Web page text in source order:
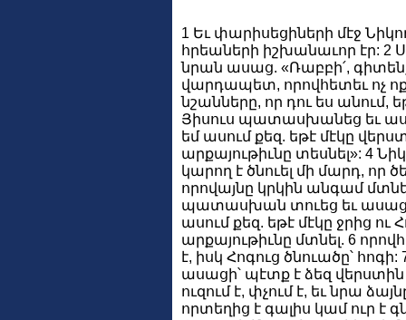
1 Եւ փարիսեցիների մէջ
հրեաների իշխանաւոր էր: 2
նրան ասաց. «Ռաբբի՛,
վարդապետ, որովհետեւ ոչ
նշանները, որ դու ես անում,
Յիսուս պատասխանեց եւ
եմ ասում քեզ. եթէ մէկը
արքայութիւնը տեսնել»: 4
կարող է ծնուել մի մարդ, որ
որովայնը կրկին անգամ մտնել
պատասխան տուեց եւ
ասում քեզ. եթէ մէկը ջրից ու
արքայութիւնը մտնել. 6
է, իսկ Հոգուց ծնուածը՝
ասացի՝ պէտք է ձեզ վերստին
ուզում է, փչում է, եւ նրա
որտեղից է գալիս կամ ուր է